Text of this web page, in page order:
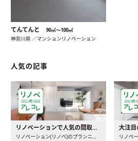
てんてんと 90㎡〜100㎡
神奈川県 ／マンションリノベーション
人気の記事
リノベーションで人気の間取りとは？トレンドの間取りと実例を徹底解説
リノベーション(リノベ)のプランニングで一番最初に決めるのは..